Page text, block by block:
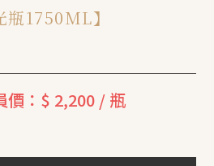
1750ML】
價：$ 2,200 / 瓶